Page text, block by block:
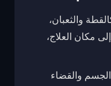
والثعبان،
مكان العلاج،
الجسم والقضاء